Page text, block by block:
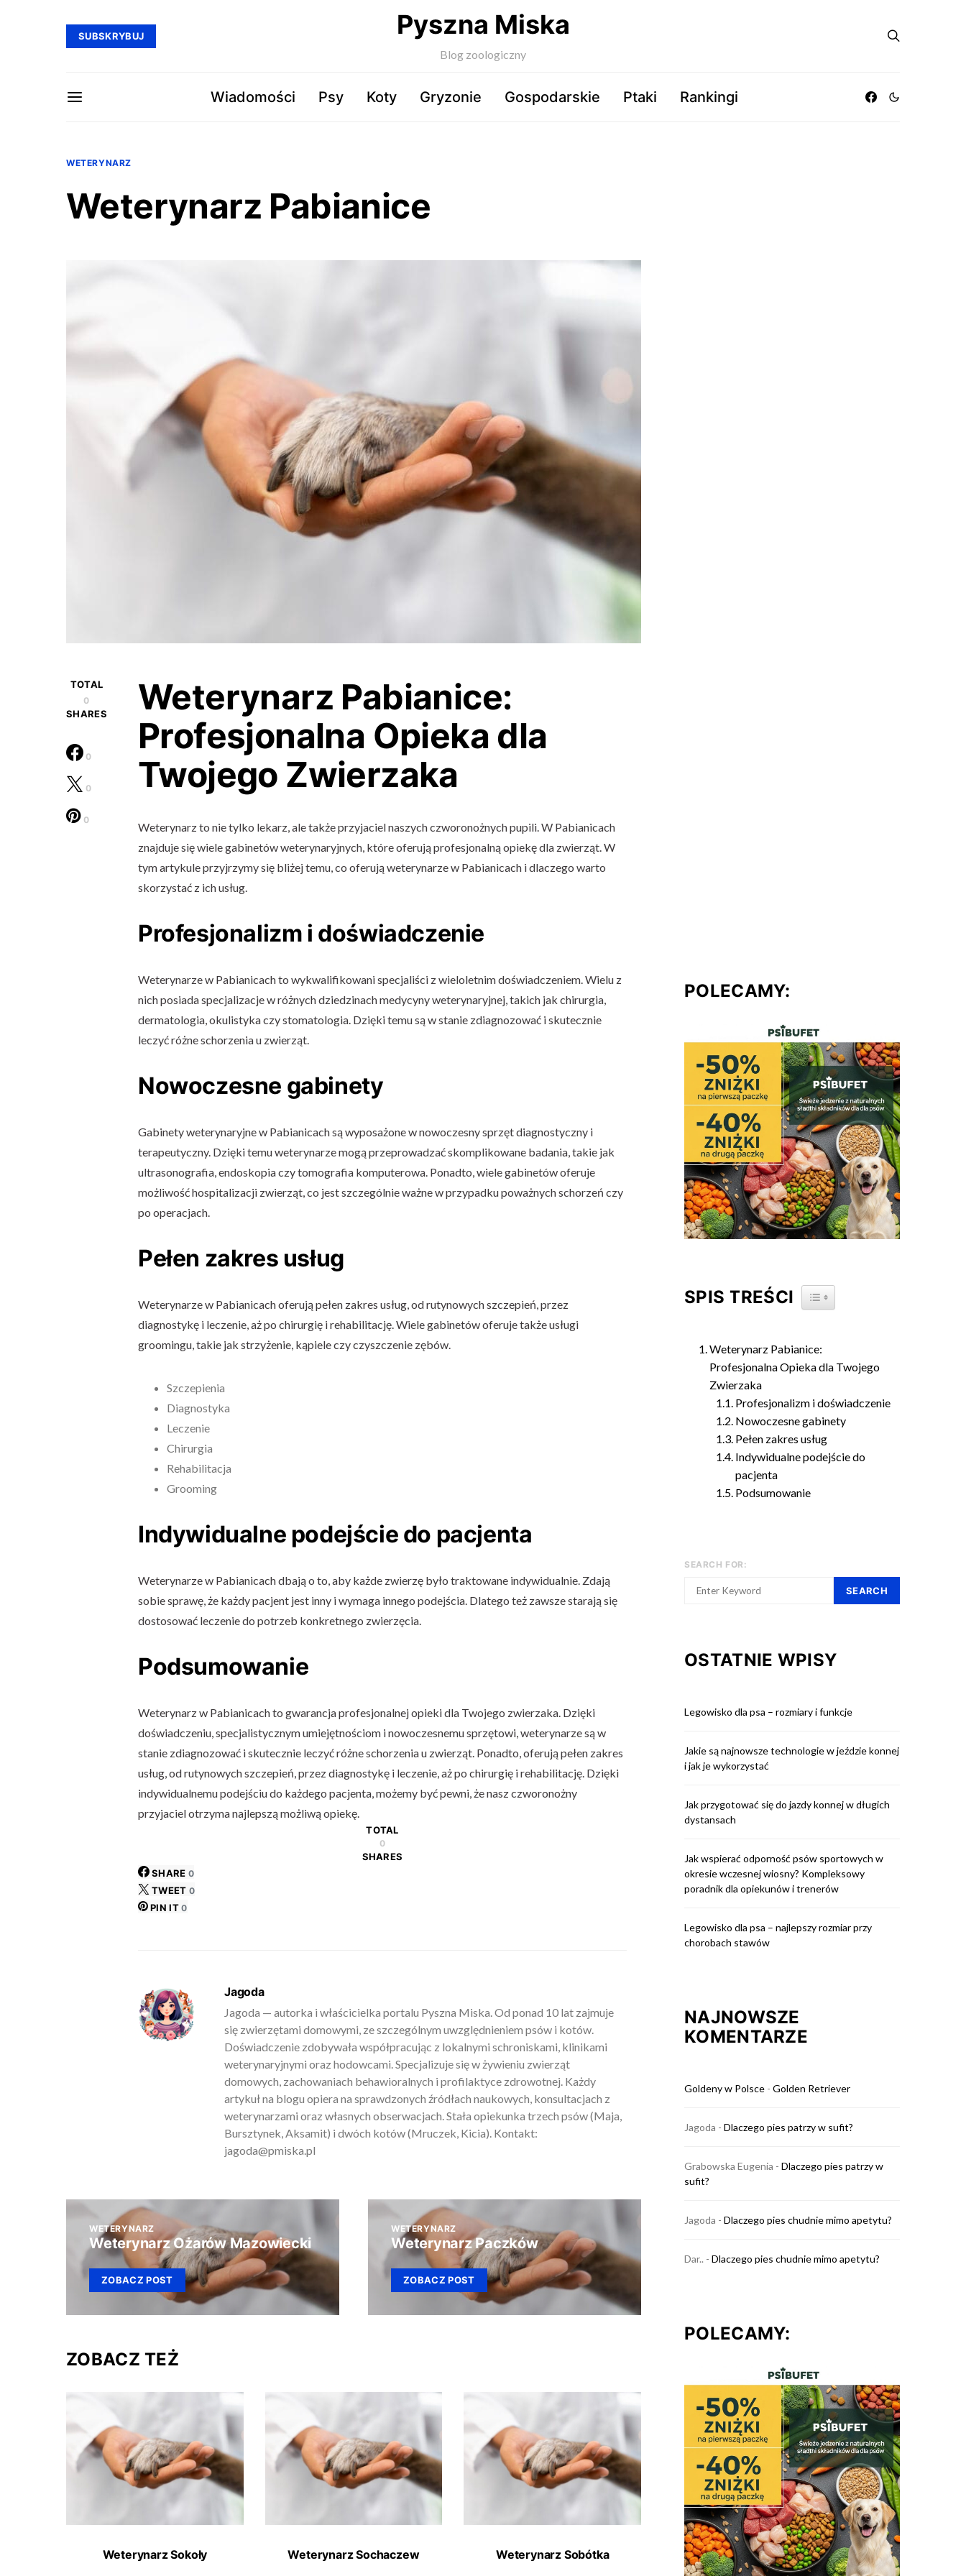
SUBSKRYBUJ Pyszna Miska
Blog zoologiczny
Wiadomości Psy Koty Gryzonie Gospodarskie Ptaki Rankingi
WETERYNARZ
Weterynarz Pabianice
TOTAL
0
SHARES
0
0
0
Weterynarz Pabianice:
Profesjonalna Opieka dla
Twojego Zwierzaka
Weterynarz to nie tylko lekarz, ale także przyjaciel naszych czworonożnych pupili. W Pabianicach
znajduje się wiele gabinetów weterynaryjnych, które oferują profesjonalną opiekę dla zwierząt. W
tym artykule przyjrzymy się bliżej temu, co oferują weterynarze w Pabianicach i dlaczego warto
skorzystać z ich usług.
Profesjonalizm i doświadczenie
Weterynarze w Pabianicach to wykwalifikowani specjaliści z wieloletnim doświadczeniem. Wielu z
nich posiada specjalizacje w różnych dziedzinach medycyny weterynaryjnej, takich jak chirurgia,
dermatologia, okulistyka czy stomatologia. Dzięki temu są w stanie zdiagnozować i skutecznie
leczyć różne schorzenia u zwierząt.
Nowoczesne gabinety
Gabinety weterynaryjne w Pabianicach są wyposażone w nowoczesny sprzęt diagnostyczny i
terapeutyczny. Dzięki temu weterynarze mogą przeprowadzać skomplikowane badania, takie jak
ultrasonografia, endoskopia czy tomografia komputerowa. Ponadto, wiele gabinetów oferuje
możliwość hospitalizacji zwierząt, co jest szczególnie ważne w przypadku poważnych schorzeń czy
po operacjach.
Pełen zakres usług
Weterynarze w Pabianicach oferują pełen zakres usług, od rutynowych szczepień, przez
diagnostykę i leczenie, aż po chirurgię i rehabilitację. Wiele gabinetów oferuje także usługi
groomingu, takie jak strzyżenie, kąpiele czy czyszczenie zębów.
Szczepienia
Diagnostyka
Leczenie
Chirurgia
Rehabilitacja
Grooming
Indywidualne podejście do pacjenta
Weterynarze w Pabianicach dbają o to, aby każde zwierzę było traktowane indywidualnie. Zdają
sobie sprawę, że każdy pacjent jest inny i wymaga innego podejścia. Dlatego też zawsze starają się
dostosować leczenie do potrzeb konkretnego zwierzęcia.
Podsumowanie
Weterynarz w Pabianicach to gwarancja profesjonalnej opieki dla Twojego zwierzaka. Dzięki
doświadczeniu, specjalistycznym umiejętnościom i nowoczesnemu sprzętowi, weterynarze są w
stanie zdiagnozować i skutecznie leczyć różne schorzenia u zwierząt. Ponadto, oferują pełen zakres
usług, od rutynowych szczepień, przez diagnostykę i leczenie, aż po chirurgię i rehabilitację. Dzięki
indywidualnemu podejściu do każdego pacjenta, możemy być pewni, że nasz czworonożny
przyjaciel otrzyma najlepszą możliwą opiekę.
TOTAL
0
SHARES
SHARE 0
TWEET 0
PIN IT 0
Jagoda
Jagoda — autorka i właścicielka portalu Pyszna Miska. Od ponad 10 lat zajmuje
się zwierzętami domowymi, ze szczególnym uwzględnieniem psów i kotów.
Doświadczenie zdobywała współpracując z lokalnymi schroniskami, klinikami
weterynaryjnymi oraz hodowcami. Specjalizuje się w żywieniu zwierząt
domowych, zachowaniach behawioralnych i profilaktyce zdrowotnej. Każdy
artykuł na blogu opiera na sprawdzonych źródłach naukowych, konsultacjach z
weterynarzami oraz własnych obserwacjach. Stała opiekunka trzech psów (Maja,
Bursztynek, Aksamit) i dwóch kotów (Mruczek, Kicia). Kontakt:
jagoda@pmiska.pl
WETERYNARZ
Weterynarz Ożarów Mazowiecki
ZOBACZ POST
WETERYNARZ
Weterynarz Paczków
ZOBACZ POST
ZOBACZ TEŻ
Weterynarz Sokoły Weterynarz Sochaczew Weterynarz Sobótka Weterynarz Pieńsk
Weterynarz
POLECAMY:
SPIS TREŚCI TOGGLE TABLE OF CONTENT
Weterynarz Pabianice:
Profesjonalna Opieka dla Twojego
Zwierzaka
Profesjonalizm i doświadczenie
Nowoczesne gabinety
Pełen zakres usług
Indywidualne podejście do
pacjenta
Podsumowanie
SEARCH FOR:
SEARCH
OSTATNIE WPISY
Legowisko dla psa – rozmiary i funkcje
Jakie są najnowsze technologie w jeździe konnej
i jak je wykorzystać
Jak przygotować się do jazdy konnej w długich
dystansach
Jak wspierać odporność psów sportowych w
okresie wczesnej wiosny? Kompleksowy
poradnik dla opiekunów i trenerów
Legowisko dla psa – najlepszy rozmiar przy
chorobach stawów
NAJNOWSZE
KOMENTARZE
Goldeny w Polsce - Golden Retriever
Jagoda - Dlaczego pies patrzy w sufit?
Grabowska Eugenia - Dlaczego pies patrzy w
sufit?
Jagoda - Dlaczego pies chudnie mimo apetytu?
Dar.. - Dlaczego pies chudnie mimo apetytu?
POLECAMY: